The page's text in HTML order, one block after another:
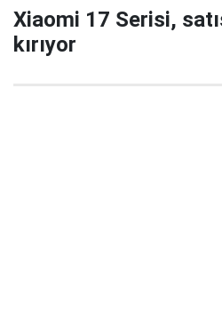
Xiaomi 17 Serisi,
kırıyor